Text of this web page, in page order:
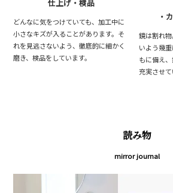
仕上げ・検品
どんなに気をつけていても、加工中に
小さなキズが入ることがあります。そ
れを見逃さないよう、徹底的に細かく
磨き、検品をしています。
・
鏡は割れ
いよう幾
もに備え
充実させて
読み物
mirror journal